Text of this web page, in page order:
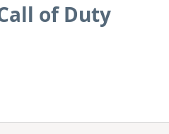
of Duty